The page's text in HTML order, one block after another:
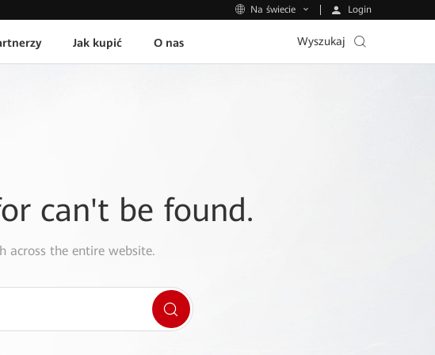
Na świecie Login
Jak kupić O nas Wyszukaj
can't be found.
across the entire website.